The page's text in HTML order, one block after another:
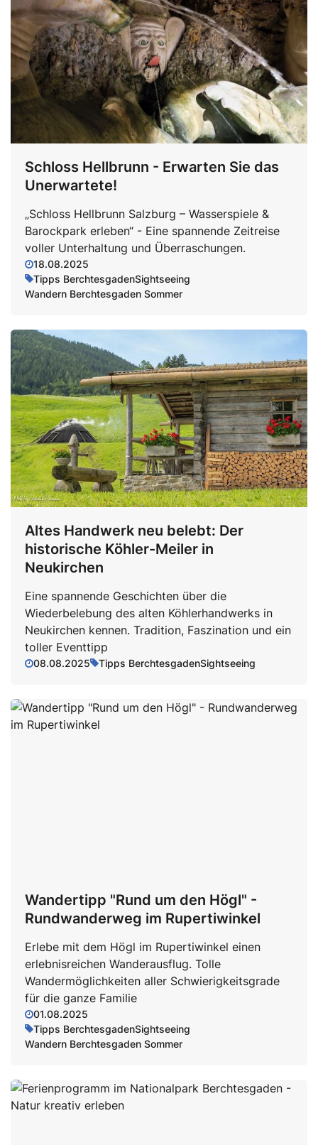
Schloss Hellbrunn - Erwarten Sie das
Unerwartete!
„Schloss Hellbrunn Salzburg – Wasserspiele &
Barockpark erleben“ - Eine spannende Zeitreise
voller Unterhaltung und Überraschungen.
18.08.2025
Tipps BerchtesgadenSightseeing
Wandern Berchtesgaden Sommer
Altes Handwerk neu belebt: Der
historische Köhler-Meiler in
Neukirchen
Eine spannende Geschichten über die
Wiederbelebung des alten Köhlerhandwerks in
Neukirchen kennen. Tradition, Faszination und ein
toller Eventtipp
08.08.2025 Tipps BerchtesgadenSightseeing
Wandertipp "Rund um den Högl" -
Rundwanderweg im Rupertiwinkel
Erlebe mit dem Högl im Rupertiwinkel einen
erlebnisreichen Wanderausflug. Tolle
Wandermöglichkeiten aller Schwierigkeitsgrade
für die ganze Familie
01.08.2025
Tipps BerchtesgadenSightseeing
Wandern Berchtesgaden Sommer